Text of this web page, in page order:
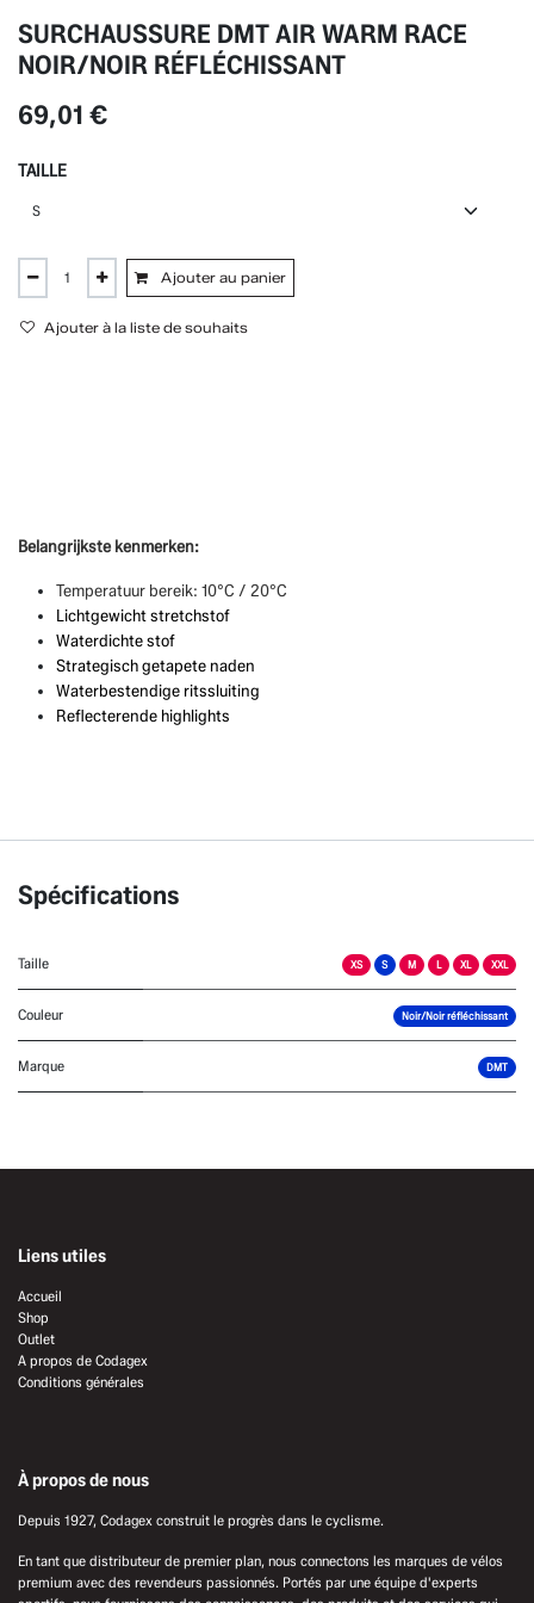
SURCHAUSSURE DMT AIR WARM RACE
NOIR/NOIR RÉFLÉCHISSANT
69,01 €
TAILLE
Ajouter au panier
Ajouter à la liste de souhaits
Belangrijkste kenmerken:
Temperatuur bereik: 10°C / 20°C
Lichtgewicht stretchstof
Waterdichte stof
Strategisch getapete naden
Waterbestendige ritssluiting
Reflecterende highlights
Spécifications
Taille XS S M L XL XXL
Couleur Noir/Noir réfléchissant
Marque DMT
Liens utiles
Accueil
Shop
Outlet
A propos de Codagex
Conditions générales
À propos de nous
Depuis 1927, Codagex construit le progrès dans le cyclisme.
En tant que distributeur de premier plan, nous connectons les marques de vélos
premium avec des revendeurs passionnés. Portés par une équipe d'experts